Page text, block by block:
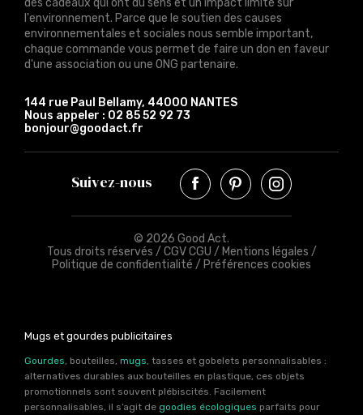
des cadeaux qui ont du sens et un impact limité sur
l'environnement. Parce que le soutien des causes
environnementales et sociales nous semble important,
chaque commande vous permet de faire un don en faveur
d'une association ou une ONG partenaire.
144 rue Paul Bellamy, 44000 NANTES
Nous appeler : 02 85 52 92 73
bonjour@goodact.fr
Suivez-nous
© 2026 Good Act.
Tous droits réservés / CGV CGU / Mentions légales /
Politique de confidentialité / Préférences cookies
Mugs et gourdes publicitaires
Gourdes , bouteilles, mugs , tasses et gobelets personnalisables :
alternatives durables aux bouteilles en plastique, ces objets
promotionnels sont souvent plébiscités. Facilement
personnalisables, il s’agit de goodies écologiques parfaits pour